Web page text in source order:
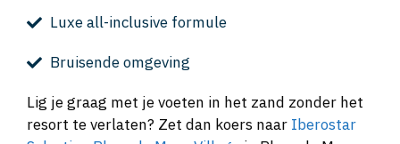
Luxe all-inclusive formule
Bruisende omgeving
Lig je graag met je voeten in het zand zonder het
resort te verlaten? Zet dan koers naar Iberostar